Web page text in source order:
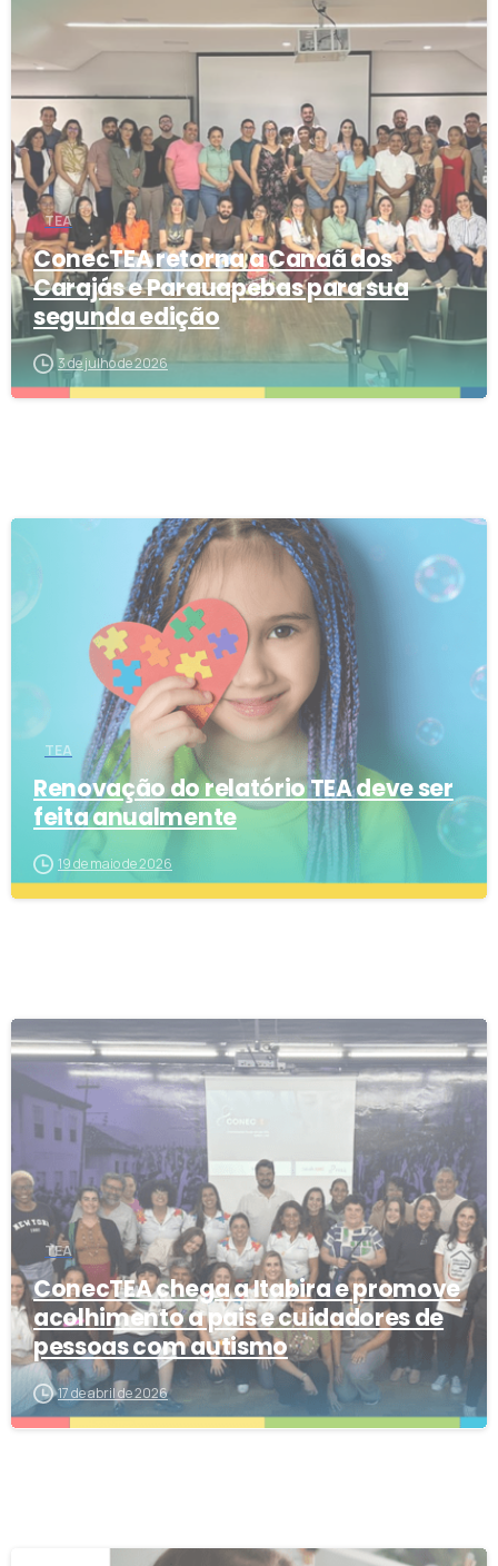
0
TEA
ConecTEA retorna a Canaã dos
Carajás e Parauapebas para sua
segunda edição
3 de julho de 2026
8
TEA
Renovação do relatório TEA deve ser
feita anualmente
19 de maio de 2026
0
TEA
ConecTEA chega a Itabira e promove
acolhimento a pais e cuidadores de
pessoas com autismo
17 de abril de 2026